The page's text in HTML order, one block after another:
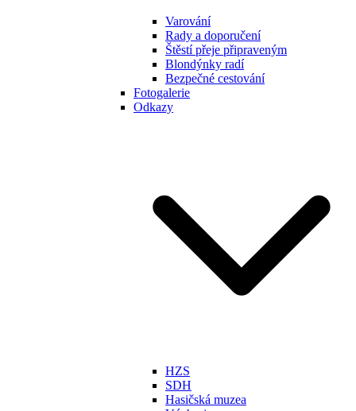
Varování
Rady a doporučení
Štěstí přeje připraveným
Blondýnky radí
Bezpečné cestování
Fotogalerie
Odkazy
HZS
SDH
Hasičská muzea